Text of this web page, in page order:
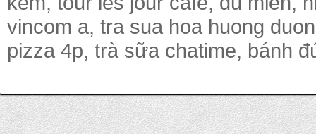
vincom a, tra sua hoa huong
pizza 4p, trà sữa chatime, bánh